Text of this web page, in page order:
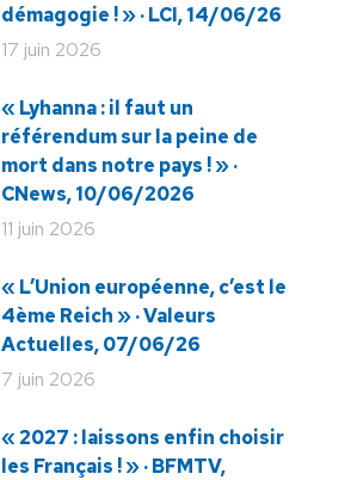
démagogie ! » · LCI, 14/06/26
17 juin 2026
« Lyhanna : il faut un
référendum sur la peine de
mort dans notre pays ! » ·
CNews, 10/06/2026
11 juin 2026
« L’Union européenne, c’est le
4ème Reich » · Valeurs
Actuelles, 07/06/26
7 juin 2026
« 2027 : laissons enfin choisir
les Français ! » · BFMTV,